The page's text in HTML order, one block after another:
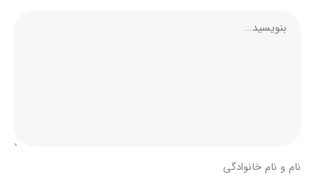
نام و نام خانوادگی